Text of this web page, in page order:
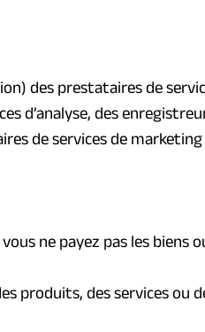
des prestataires de
d’analyse, des
de services de
ne payez pas les biens
produits, des services ou